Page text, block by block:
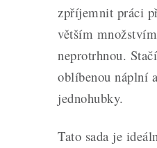
zpříjemnit práci
větším
neprotrhnou.
oblíbenou náplní
jednohubky.
Tato sada je